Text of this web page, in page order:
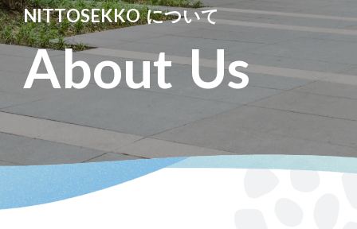
NITTOSEKKO について
About Us